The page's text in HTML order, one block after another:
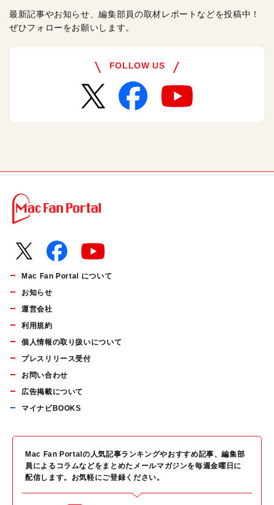
最新記事やお知らせ、編集部員の取材レポートなどを投稿中！
ぜひフォローをお願いします。
FOLLOW US
Mac Fan Portal について
お知らせ
運営会社
利用規約
個人情報の取り扱いについて
プレスリリース受付
お問い合わせ
広告掲載について
マイナビBOOKS
Mac Fan Portalの人気記事ランキングやおすすめ記事、編集部
員によるコラムなどをまとめたメールマガジンを毎週金曜日に
配信します。お気軽にご登録ください。